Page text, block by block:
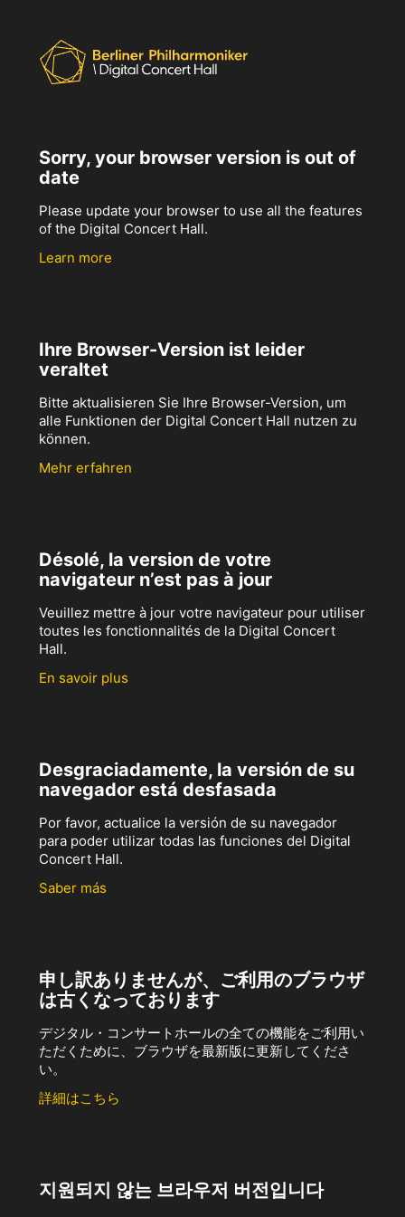
Sorry, your browser version is out of
date
Please update your browser to use all the features
of the Digital Concert Hall.
Learn more
Ihre Browser-Version ist leider
veraltet
Bitte aktualisieren Sie Ihre Browser-Version, um
alle Funktionen der Digital Concert Hall nutzen zu
können.
Mehr erfahren
Désolé, la version de votre
navigateur n’est pas à jour
Veuillez mettre à jour votre navigateur pour utiliser
toutes les fonctionnalités de la Digital Concert
Hall.
En savoir plus
Desgraciadamente, la versión de su
navegador está desfasada
Por favor, actualice la versión de su navegador
para poder utilizar todas las funciones del Digital
Concert Hall.
Saber más
申し訳ありませんが、ご利用のブラウザ
は古くなっております
デジタル・コンサートホールの全ての機能をご利用い
ただくために、ブラウザを最新版に更新してくださ
い。
詳細はこちら
지원되지 않는 브라우저 버전입니다